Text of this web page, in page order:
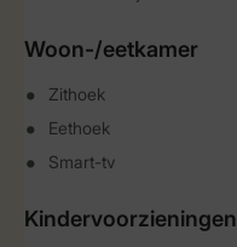
Woon-/eetkamer
Zithoek
Eethoek
Smart-tv
Kindervoorzieningen